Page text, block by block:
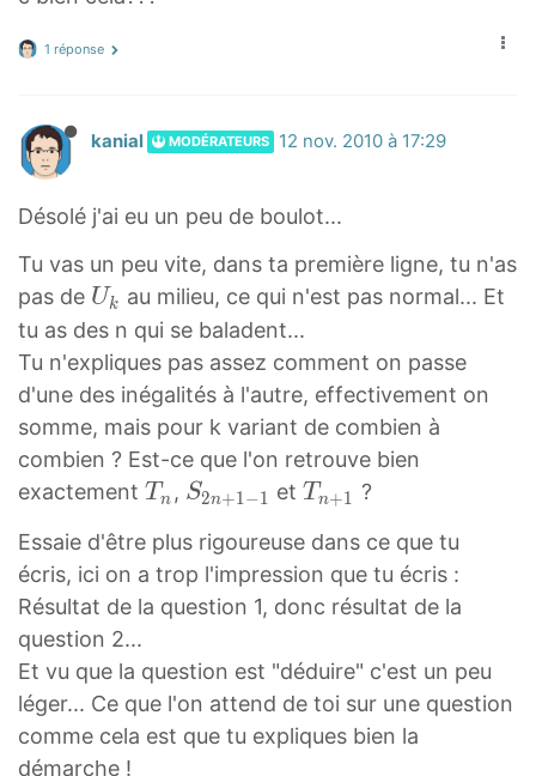
1 réponse
kanial MODÉRATEURS 12 nov. 2010 à 17:29
Désolé j'ai eu un peu de boulot...
Tu vas un peu vite, dans ta première ligne, tu n'as
pas de U
k
U
_
k
Uk au milieu, ce qui n'est pas normal... Et
tu as des n qui se baladent...
Tu n'expliques pas assez comment on passe
d'une des inégalités à l'autre, effectivement on
somme, mais pour k variant de combien à
combien ? Est-ce que l'on retrouve bien
exactement T
T
_
n
T n , S
n
+
1
1
S
_
S2n+1 −1 etT
+
1
T
{
n
+
Tn+1
?
Essaie d'être plus rigoureuse dans ce que tu
écris, ici on a trop l'impression que tu écris :
Résultat de la question 1, donc résultat de la
question 2...
Et vu que la question est "déduire" c'est un peu
léger... Ce que l'on attend de toi sur une question
comme cela est que tu expliques bien la
démarche !